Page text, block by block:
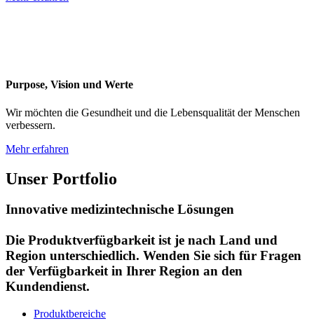
Purpose, Vision und Werte
Wir möchten die Gesundheit und die Lebensqualität der Menschen
verbessern.
Mehr erfahren
Unser Portfolio
Innovative medizintechnische Lösungen
Die Produktverfügbarkeit ist je nach Land und
Region unterschiedlich. Wenden Sie sich für Fragen
der Verfügbarkeit in Ihrer Region an den
Kundendienst.
Produktbereiche